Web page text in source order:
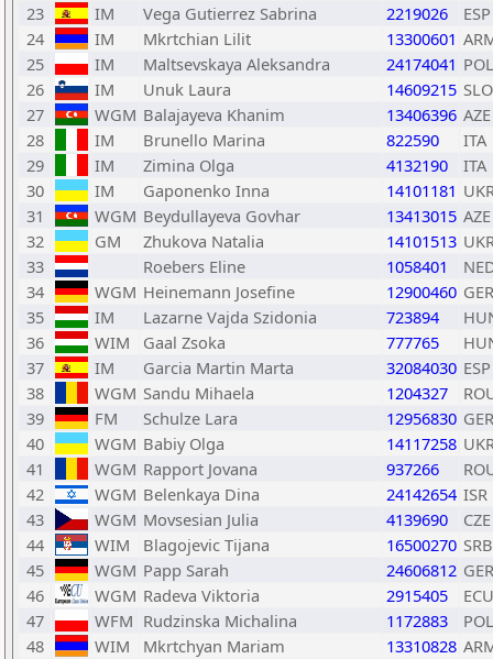
23
IM Vega Gutierrez Sabrina 2219026
ESP
24
IM Mkrtchian Lilit 13300601
25
IM Maltsevskaya Aleksandra 24174041 POL
26
IM Unuk Laura 14609215 SLO
27
WGM Balajayeva Khanim 13406396 AZE
28
IM Brunello Marina 822590
ITA
29
IM Zimina Olga 4132190
ITA
30
IM Gaponenko Inna 14101181
31
WGM Beydullayeva Govhar 13413015 AZE
32
GM Zhukova Natalia 14101513
33
Roebers Eline 1058401
34
WGM Heinemann Josefine 12900460 GER
35
IM Lazarne Vajda Szidonia 723894
36
WIM Gaal Zsoka 777765
37
IM Garcia Martin Marta 32084030 ESP
38
WGM Sandu Mihaela 1204327
39
FM Schulze Lara 12956830 GER
40
WGM Babiy Olga 14117258
41
WGM Rapport Jovana 937266
42
WGM Belenkaya Dina 24142654 ISR
43
WGM Movsesian Julia 4139690
CZE
44
WIM Blagojevic Tijana 16500270 SRB
45
WGM Papp Sarah 24606812 GER
46
WGM Radeva Viktoria 2915405
ECU
47
WFM Rudzinska Michalina 1172883
POL
48
WIM Mkrtchyan Mariam 13310828